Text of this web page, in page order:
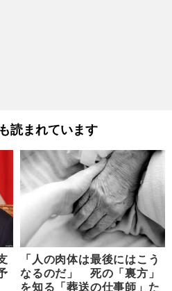
読まれています
「人の肉体は最後にはこう
なるのだ」 死の「裏方」
を知る「葬送の仕事師」た